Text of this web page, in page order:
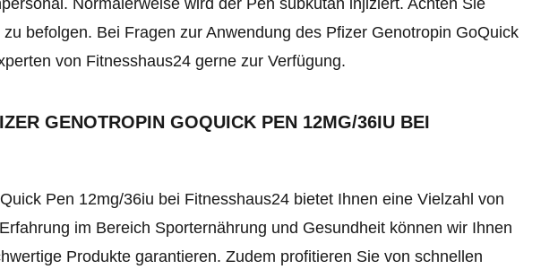
befolgen. Bei Fragen zur Anwendung des Pfizer Genotropin GoQuick
von Fitnesshaus24 gerne zur Verfügung.
GENOTROPIN GOQUICK PEN 12MG/36IU BEI
Pen 12mg/36iu bei Fitnesshaus24 bietet Ihnen eine Vielzahl von
im Bereich Sporternährung und Gesundheit können wir Ihnen
Produkte garantieren. Zudem profitieren Sie von schnellen